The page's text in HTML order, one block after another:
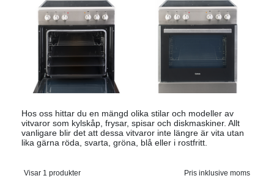
Hos oss hittar du en mängd olika stilar och modeller av
vitvaror som kylskåp, frysar, spisar och diskmaskiner. Allt
vanligare blir det att dessa vitvaror inte längre är vita utan
lika gärna röda, svarta, gröna, blå eller i rostfritt.
Visar 1 produkter Pris inklusive moms